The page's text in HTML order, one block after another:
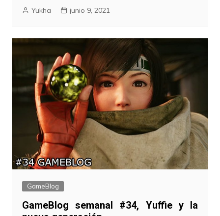
Yukha junio 9, 2021
GameBlog
GameBlog semanal #34, Yuffie y la